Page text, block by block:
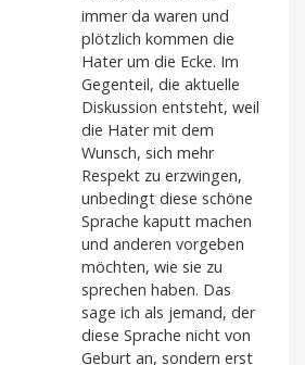
immer da waren und
plötzlich kommen die
Hater um die Ecke. Im
Gegenteil, die aktuelle
Diskussion entsteht, weil
die Hater mit dem
Wunsch, sich mehr
Respekt zu erzwingen,
unbedingt diese schöne
Sprache kaputt machen
und anderen vorgeben
möchten, wie sie zu
sprechen haben. Das
sage ich als jemand, der
diese Sprache nicht von
Geburt an, sondern erst